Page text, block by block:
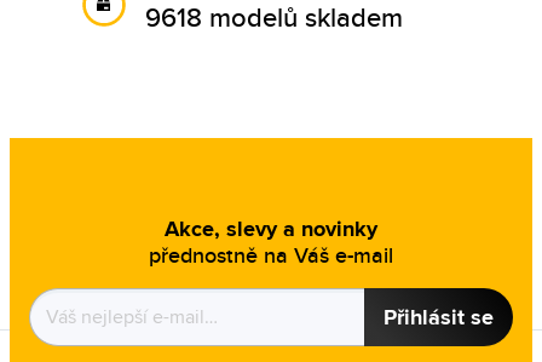
9618 modelů skladem
Akce, slevy a novinky
přednostně na Váš e-mail
Přihlásit se